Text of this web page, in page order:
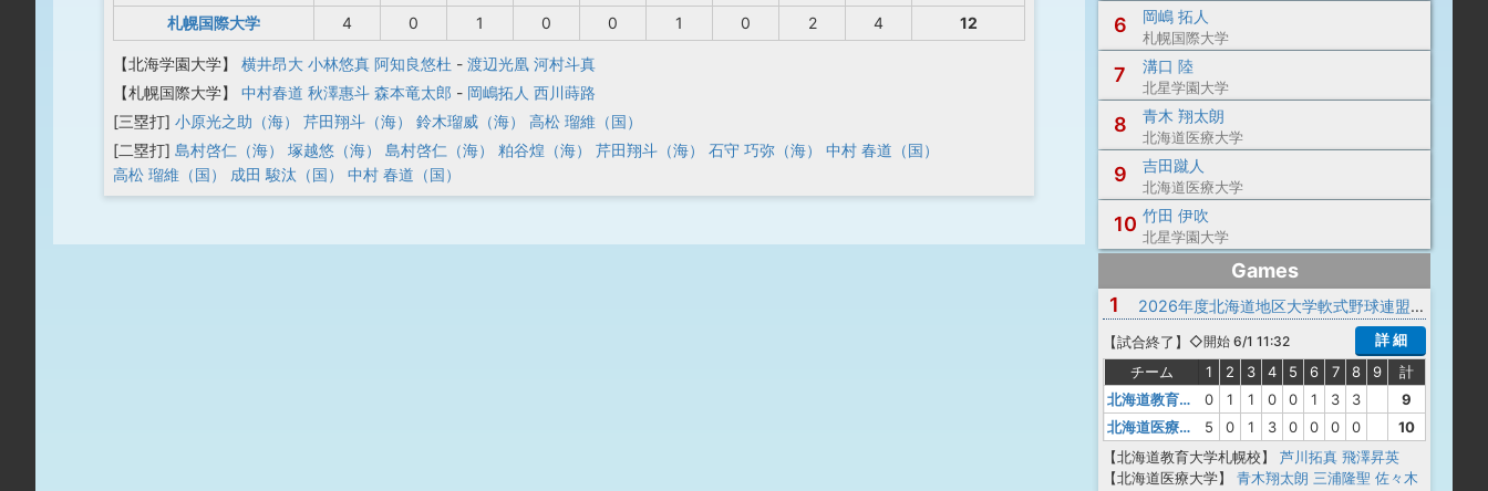
札幌国際大学
4 0 1 0 0 1 0 2 4 12
【北海学園大学】 横井昂大 小林悠真 阿知良悠杜 - 渡辺光凰 河村斗真
【札幌国際大学】
中村春道 秋澤惠斗 森本竜太郎 - 岡嶋拓人 西川蒔路
[三塁打] 小原光之助（海） 芹田翔斗（海） 鈴木瑠威（海）
高松 瑠維（国）
[二塁打] 島村啓仁（海） 塚越悠（海） 島村啓仁（海） 粕谷煌（海） 芹田翔斗（海） 石守 巧弥（海）
中村 春道（国）
高松 瑠維（国）
成田 駿汰（国） 中村 春道（国）
6 岡嶋 拓人
札幌国際大学
7 溝口 陸
北星学園大学
8 青木 翔太朗
北海道医療大学
9 吉田蹴人
北海道医療大学
10 竹田 伊吹
北星学園大学
Games
1
2026年度北海道地区大学軟式野球連盟春季リーグ戦 1部
【試合終了 】 ◇開始 6/1 11:32
詳 細
チーム
1 2 3 4 5 6 7 8 9
計
北海道教育大学札幌校
0 1 1 0 0 1 3 3
9
北海道医療大学
5 0 1 3 0 0 0 0
10
【北海道教育大学札幌校】
芦川拓真 飛澤昇英
【北海道医療大学】
青木翔太朗 三浦隆聖 佐々木